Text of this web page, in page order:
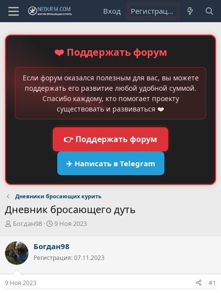
Вход Регистрация
❤️ Поддержать форум
Если форум оказался полезным для вас, вы можете
поддержать его развитие любой удобной суммой.
Спасибо каждому, кто помогает проекту
существовать и развиваться ❤️
👉 Поддержать форум
✈️ Написать в Telegram
Дневники бросающих курить
Дневник бросающего дуть
А
т
о
р
т
е
м
Богдан98
Д
а
н
ч
9 Ноя 2023
Богдан98
Регистрация: 07.11.2023
9 Ноя 2023 #1